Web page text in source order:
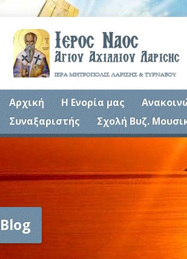
Αρχική Η Ενορία μας
Συναξαριστής
Σχολή Βυζ.
Blog